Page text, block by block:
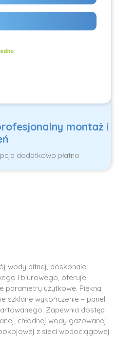
montaż i
dodatkowo płatna
wody pitnej, doskonale
i biurowego, oferuje
parametry użytkowe. Piękną
szklane wykończenie – panel
Zapewnia dostęp
chłodnej wody gazowanej
z sieci wodociągowej